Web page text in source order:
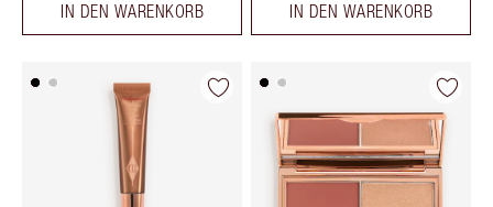
IN DEN WARENKORB IN DEN WARENKORB